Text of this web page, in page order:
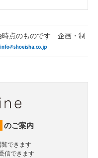
時点のものです 企画・制
のご案内
覧できます
信できます